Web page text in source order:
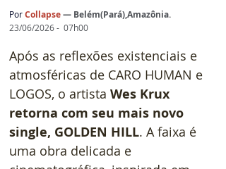
Por Collapse— Belém(Pará),Amazônia.
23/06/2026 -  07h00
Após as reflexões existenciais e
atmosféricas de CARO HUMAN e
LOGOS, o artista Wes Krux
retorna com seu mais novo
single, GOLDEN HILL. A faixa é
uma obra delicada e